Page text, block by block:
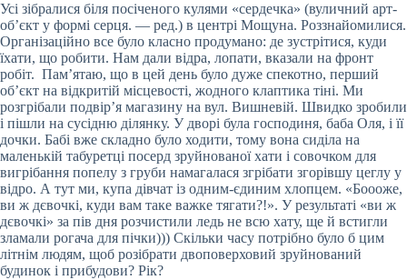
Усі зібралися біля посіченого кулями «сердечка» (вуличний арт-
об’єкт у формі серця. — ред.) в центрі Мощуна. Роззнайомилися.
Організаційно все було класно продумано: де зустрітися, куди
їхати, що робити. Нам дали відра, лопати, вказали на фронт
робіт. Пам’ятаю, що в цей день було дуже спекотно, перший
об’єкт на відкритій місцевості, жодного клаптика тіні. Ми
розгрібали подвір’я магазину на вул. Вишневій. Швидко зробили
і пішли на сусідню ділянку. У дворі була господиня, баба Оля, і її
дочки. Бабі вже складно було ходити, тому вона сиділа на
маленькій табуретці посерд зруйнованої хати і совочком для
вигрібання попелу з груби намагалася згрібати згорівшу цеглу у
відро. А тут ми, купа дівчат із одним-єдиним хлопцем. «Боооже,
ви ж дєвочкі, куди вам таке важке тягати?!». У результаті «ви ж
дєвочкі» за пів дня розчистили ледь не всю хату, ще й встигли
зламали рогача для пічки))) Скільки часу потрібно було б цим
літнім людям, щоб розібрати двоповерховий зруйнований
будинок і прибудови? Рік?